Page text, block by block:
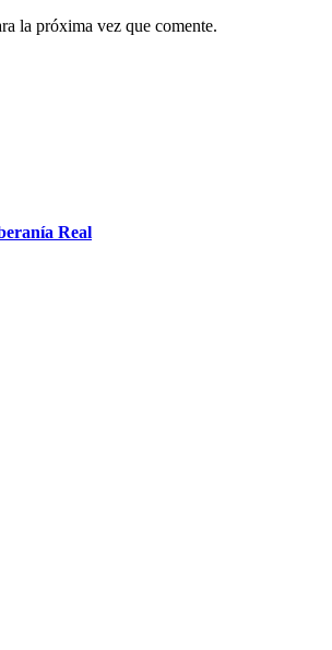
la próxima vez que comente.
Real